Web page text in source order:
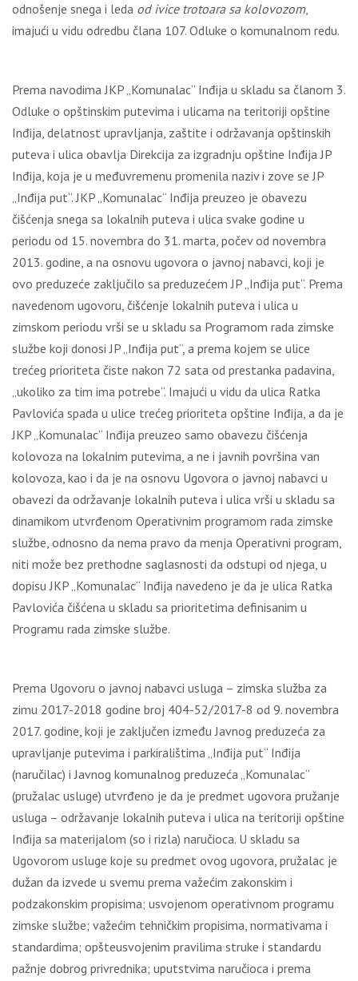
odnošenje snega i leda od ivice trotoara sa kolovozom,
imajući u vidu odredbu člana 107. Odluke o komunalnom redu.
Prema navodima JKP „Komunalac“ Inđija u skladu sa članom 3.
Odluke o opštinskim putevima i ulicama na teritoriji opštine
Inđija, delatnost upravlјanja, zaštite i održavanja opštinskih
puteva i ulica obavlјa Direkcija za izgradnju opštine Inđija JP
Inđija, koja je u međuvremenu promenila naziv i zove se JP
„Inđija put“. JKP „Komunalac“ Inđija preuzeo je obavezu
čišćenja snega sa lokalnih puteva i ulica svake godine u
periodu od 15. novembra do 31. marta, počev od novembra
2013. godine, a na osnovu ugovora o javnoj nabavci, koji je
ovo preduzeće zaklјučilo sa preduzećem JP „Inđija put“. Prema
navedenom ugovoru, čišćenje lokalnih puteva i ulica u
zimskom periodu vrši se u skladu sa Programom rada zimske
službe koji donosi JP „Inđija put“, a prema kojem se ulice
trećeg prioriteta čiste nakon 72 sata od prestanka padavina,
„ukoliko za tim ima potrebe“. Imajući u vidu da ulica Ratka
Pavlovića spada u ulice trećeg prioriteta opštine Inđija, a da je
JKP „Komunalac“ Inđija preuzeo samo obavezu čišćenja
kolovoza na lokalnim putevima, a ne i javnih površina van
kolovoza, kao i da je na osnovu Ugovora o javnoj nabavci u
obavezi da održavanje lokalnih puteva i ulica vrši u skladu sa
dinamikom utvrđenom Operativnim programom rada zimske
službe, odnosno da nema pravo da menja Operativni program,
niti može bez prethodne saglasnosti da odstupi od njega, u
dopisu JKP „Komunalac“ Inđija navedeno je da je ulica Ratka
Pavlovića čišćena u skladu sa prioritetima definisanim u
Programu rada zimske službe.
Prema Ugovoru o javnoj nabavci usluga – zimska služba za
zimu 2017-2018 godine broj 404-52/2017-8 od 9. novembra
2017. godine, koji je zaklјučen između Javnog preduzeća za
upravlјanje putevima i parkiralištima „Inđija put“ Inđija
(naručilac) i Javnog komunalnog preduzeća „Komunalac“
(pružalac usluge) utvrđeno je da je predmet ugovora pružanje
usluga – održavanje lokalnih puteva i ulica na teritoriji opštine
Inđija sa materijalom (so i rizla) naručioca. U skladu sa
Ugovorom usluge koje su predmet ovog ugovora, pružalac je
dužan da izvede u svemu prema važećim zakonskim i
podzakonskim propisima; usvojenom operativnom programu
zimske službe; važećim tehničkim propisima, normativama i
standardima; opšteusvojenim pravilima struke i standardu
pažnje dobrog privrednika; uputstvima naručioca i prema